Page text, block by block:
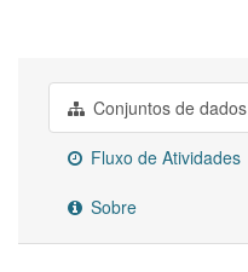
Conjuntos de dados
Fluxo de Atividades
Sobre